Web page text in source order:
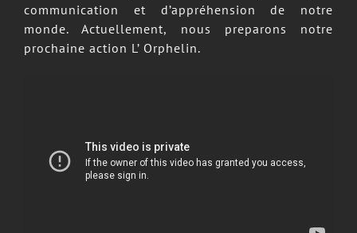
communication et d’appréhension de notre
monde. Actuellement, nous preparons notre
prochaine action L’ Orphelin.